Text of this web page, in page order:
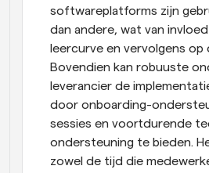
softwareplatforms zijn
dan andere, wat van
leercurve en vervolgens
Bovendien kan robuuste
leverancier de
door onboarding-
sessies en voortdurende
ondersteuning te bieden.
zowel de tijd die